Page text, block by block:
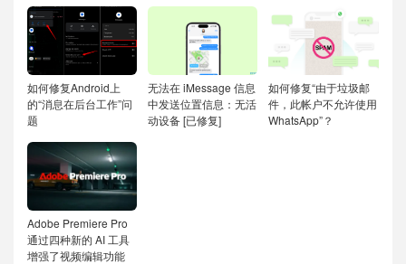
如何修复Android上
的“消息在后台工作”问
题
无法在 iMessage 信息
中发送位置信息：无活
动设备 [已修复]
如何修复“由于垃圾邮
件，此帐户不允许使用
WhatsApp”？
Adobe Premiere Pro
通过四种新的 AI 工具
增强了视频编辑功能